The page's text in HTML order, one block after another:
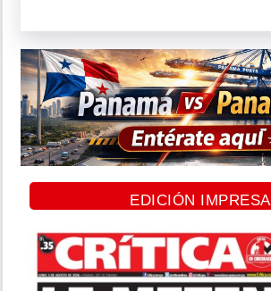
EDICIÓN IMPRESA